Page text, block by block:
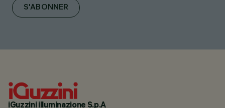
S'ABONNER
iGuzzini illuminazione S.p.A